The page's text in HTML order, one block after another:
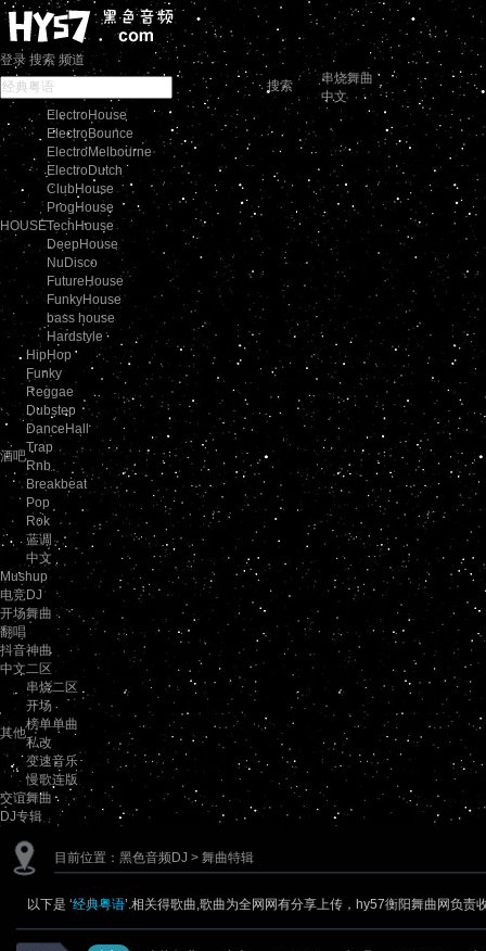
登录 搜索 频道
搜索
串烧舞曲
中文
HOUSE
ElectroHouse
ElectroBounce
ElectroMelbourne
ElectroDutch
ClubHouse
ProgHouse
TechHouse
DeepHouse
NuDisco
FutureHouse
FunkyHouse
bass house
Hardstyle
酒吧
HipHop
Funky
Reggae
Dubstep
DanceHall
Trap
Rnb
Breakbeat
Pop
Rok
蓝调
中文
Mushup
电竞DJ
开场舞曲
翻唱
抖音神曲
中文二区
其他
串烧二区
开场
榜单单曲
私改
变速音乐
慢歌连版
交谊舞曲
DJ专辑
目前位置： 黑色音频DJ > 舞曲特辑
以下是 ‘经典粤语’.相关得歌曲,歌曲为全网网有分享上传，hy57衡阳舞曲网负责